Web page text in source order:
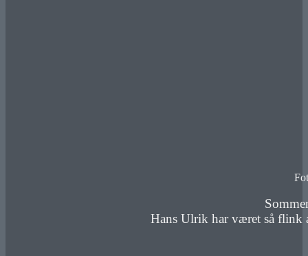
Hans Ulrik har været så flink